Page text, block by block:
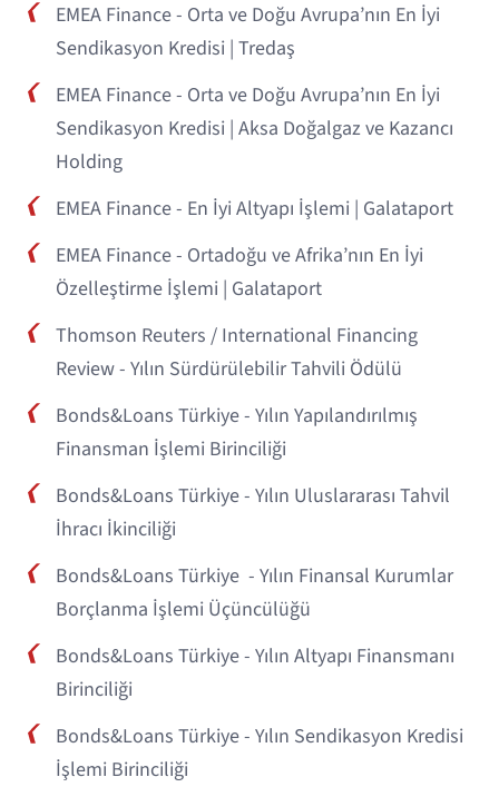
EMEA Finance - Orta ve Doğu Avrupa’nın En İyi
Sendikasyon Kredisi | Tredaş
EMEA Finance - Orta ve Doğu Avrupa’nın En İyi
Sendikasyon Kredisi | Aksa Doğalgaz ve Kazancı
Holding
EMEA Finance - En İyi Altyapı İşlemi | Galataport
EMEA Finance - Ortadoğu ve Afrika’nın En İyi
Özelleştirme İşlemi | Galataport
Thomson Reuters / International Financing
Review - Yılın Sürdürülebilir Tahvili Ödülü
Bonds&Loans Türkiye - Yılın Yapılandırılmış
Finansman İşlemi Birinciliği
Bonds&Loans Türkiye - Yılın Uluslararası Tahvil
İhracı İkinciliği
Bonds&Loans Türkiye - Yılın Finansal Kurumlar
Borçlanma İşlemi Üçüncülüğü
Bonds&Loans Türkiye - Yılın Altyapı Finansmanı
Birinciliği
Bonds&Loans Türkiye - Yılın Sendikasyon Kredisi
İşlemi Birinciliği